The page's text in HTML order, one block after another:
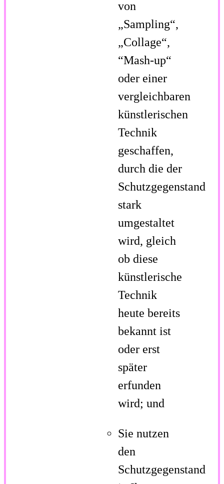
von
„Sampling“,
„Collage“,
“Mash-up“
oder einer
vergleichbaren
künstlerischen
Technik
geschaffen,
durch die der
Schutzgegenstand
stark
umgestaltet
wird, gleich
ob diese
künstlerische
Technik
heute bereits
bekannt ist
oder erst
später
erfunden
wird; und
Sie nutzen
den
Schutzgegenstand